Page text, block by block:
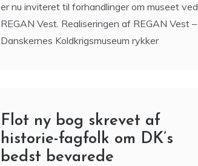
er nu inviteret til forhandlinger om museet ved
REGAN Vest. Realiseringen af REGAN Vest –
Danskernes Koldkrigsmuseum rykker
Flot ny bog skrevet af
historie-fagfolk om DK’s
bedst bevarede